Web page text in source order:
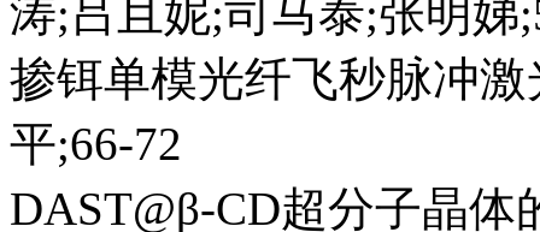
涛;吕且妮;司马泰;张明娣
掺铒单模光纤飞秒脉冲
平;66-72
DAST@β-CD超分子晶